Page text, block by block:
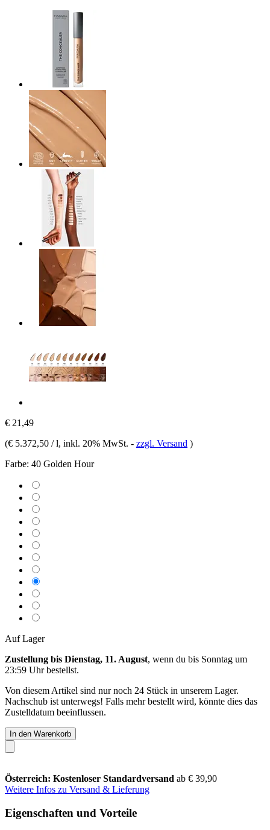
€ 21,49
(€ 5.372,50 / l, inkl. 20% MwSt. - zzgl. Versand )
Farbe: 40 Golden Hour
Auf Lager
Zustellung bis Dienstag, 11. August, wenn du bis Sonntag um
23:59 Uhrbestellst.
Von diesem Artikel sind nur noch 24 Stück in unserem Lager.
Nachschub ist unterwegs! Falls mehr bestellt wird, könnte dies das
Zustelldatum beeinflussen.
In den Warenkorb
Österreich: Kostenloser Standardversand ab € 39,90
Weitere Infos zu Versand & Lieferung
Eigenschaften und Vorteile